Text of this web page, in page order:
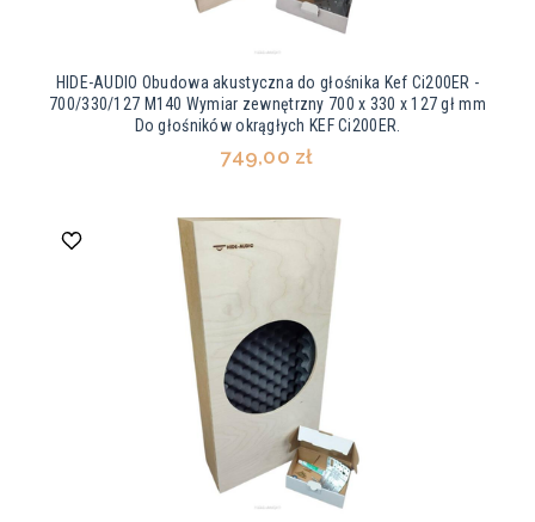
HIDE-AUDIO Obudowa akustyczna do głośnika Kef Ci200ER -
700/330/127 M140 Wymiar zewnętrzny 700 x 330 x 127 gł mm
Do głośników okrągłych KEF Ci200ER.
749,00 zł